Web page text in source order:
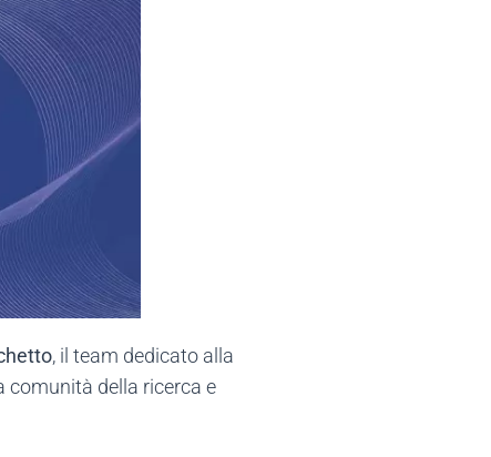
, il team dedicato alla
comunità della ricerca e